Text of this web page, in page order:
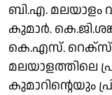
ബി.എ. മലയാളം
കുമാർ.
കെ.എസ്. റെക്സ്,
മലയാളത്തിലെ
കുമാറിന്റെയും